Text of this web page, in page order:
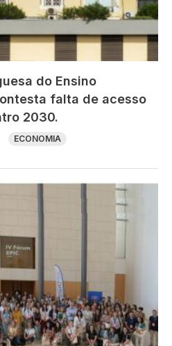
do Ensino
falta de acesso
2030.
ECONOMIA